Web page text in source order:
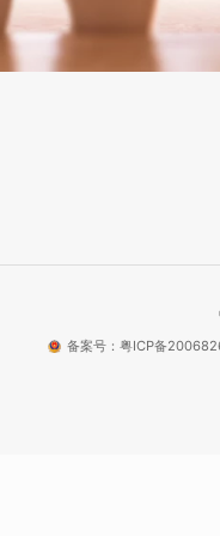
备案号：粤ICP备